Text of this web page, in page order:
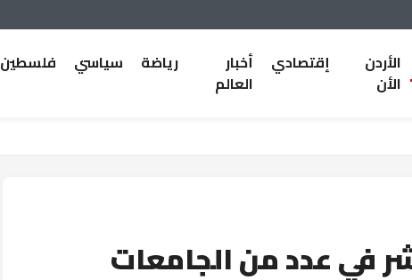
الأردن
الأن
إقتصادي
أخبار
العالم
رياضة سياسي فلسطين
في عدد من الجامعات